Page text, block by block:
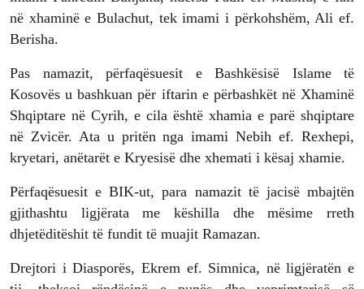
në xhaminë e Bulachut, tek imami i përkohshëm, Ali ef.
Berisha.
Pas namazit, përfaqësuesit e Bashkësisë Islame të
Kosovës u bashkuan për iftarin e përbashkët në Xhaminë
Shqiptare në Cyrih, e cila është xhamia e parë shqiptare
në Zvicër. Ata u pritën nga imami Nebih ef. Rexhepi,
kryetari, anëtarët e Kryesisë dhe xhemati i kësaj xhamie.
Përfaqësuesit e BIK-ut, para namazit të jacisë mbajtën
gjithashtu ligjërata me këshilla dhe mësime rreth
dhjetëditëshit të fundit të muajit Ramazan.
Drejtori i Diasporës, Ekrem ef. Simnica, në ligjëratën e